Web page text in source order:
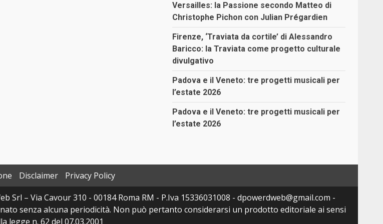
Versailles: la Passione secondo Matteo di
Christophe Pichon con Julian Prégardien
Firenze, ‘Traviata da cortile’ di Alessandro
Baricco: la Traviata come progetto culturale
divulgativo
Padova e il Veneto: tre progetti musicali per
l’estate 2026
Padova e il Veneto: tre progetti musicali per
l’estate 2026
Disclaimer
Privacy Policy
– Via Cavour 310 - 00184 Roma RM - P.Iva 15336031008 - dpowerdweb@gmail.com -
senza alcuna periodicità. Non può pertanto considerarsi un prodotto editoriale ai sensi
legge n. 62 del 07.03.2001